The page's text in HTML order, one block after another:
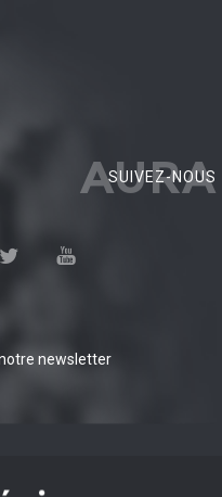
AURA
SUIVEZ-NOUS
newsletter